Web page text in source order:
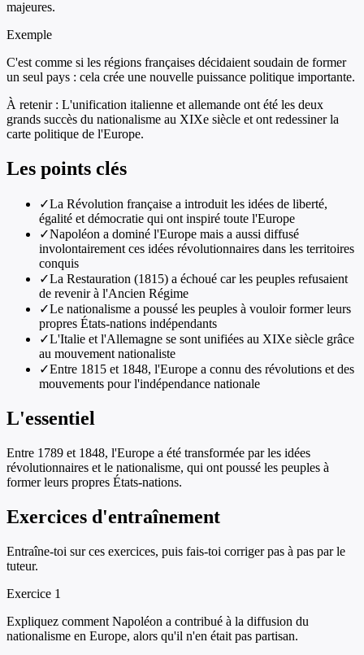
majeures.
Exemple
C'est comme si les régions françaises décidaient soudain de former
un seul pays : cela crée une nouvelle puissance politique importante.
À retenir : L'unification italienne et allemande ont été les deux
grands succès du nationalisme au XIXe siècle et ont redessiner la
carte politique de l'Europe.
Les points clés
✓La Révolution française a introduit les idées de liberté,
égalité et démocratie qui ont inspiré toute l'Europe
✓Napoléon a dominé l'Europe mais a aussi diffusé
involontairement ces idées révolutionnaires dans les territoires
conquis
✓La Restauration (1815) a échoué car les peuples refusaient
de revenir à l'Ancien Régime
✓Le nationalisme a poussé les peuples à vouloir former leurs
propres États-nations indépendants
✓L'Italie et l'Allemagne se sont unifiées au XIXe siècle grâce
au mouvement nationaliste
✓Entre 1815 et 1848, l'Europe a connu des révolutions et des
mouvements pour l'indépendance nationale
L'essentiel
Entre 1789 et 1848, l'Europe a été transformée par les idées
révolutionnaires et le nationalisme, qui ont poussé les peuples à
former leurs propres États-nations.
Exercices d'entraînement
Entraîne-toi sur ces exercices, puis fais-toi corriger pas à pas par le
tuteur.
Exercice 1
Expliquez comment Napoléon a contribué à la diffusion du
nationalisme en Europe, alors qu'il n'en était pas partisan.